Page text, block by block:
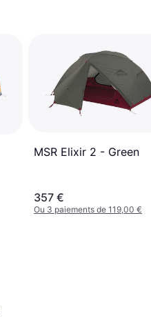
MSR Elixir 2 - Green
357 €
Ou 3 paiements de 119,00 €